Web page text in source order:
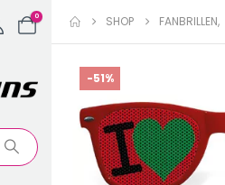
0 SHOP FANBRILLEN,
-51%